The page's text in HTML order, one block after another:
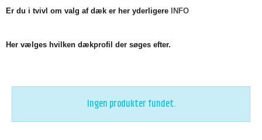
Er du i tvivl om valg af dæk er her yderligere INFO
Her vælges hvilken dækprofil der søges efter.
Ingen produkter fundet.